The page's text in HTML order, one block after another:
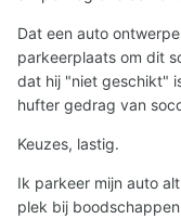
Dat een auto
parkeerplaats om dit
dat hij "niet geschikt"
hufter gedrag van
Keuzes, lastig.
Ik parkeer mijn auto
plek bij